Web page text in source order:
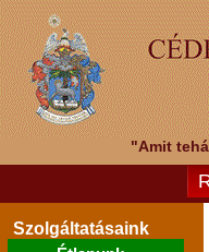
"Amit
Szolgáltatásaink